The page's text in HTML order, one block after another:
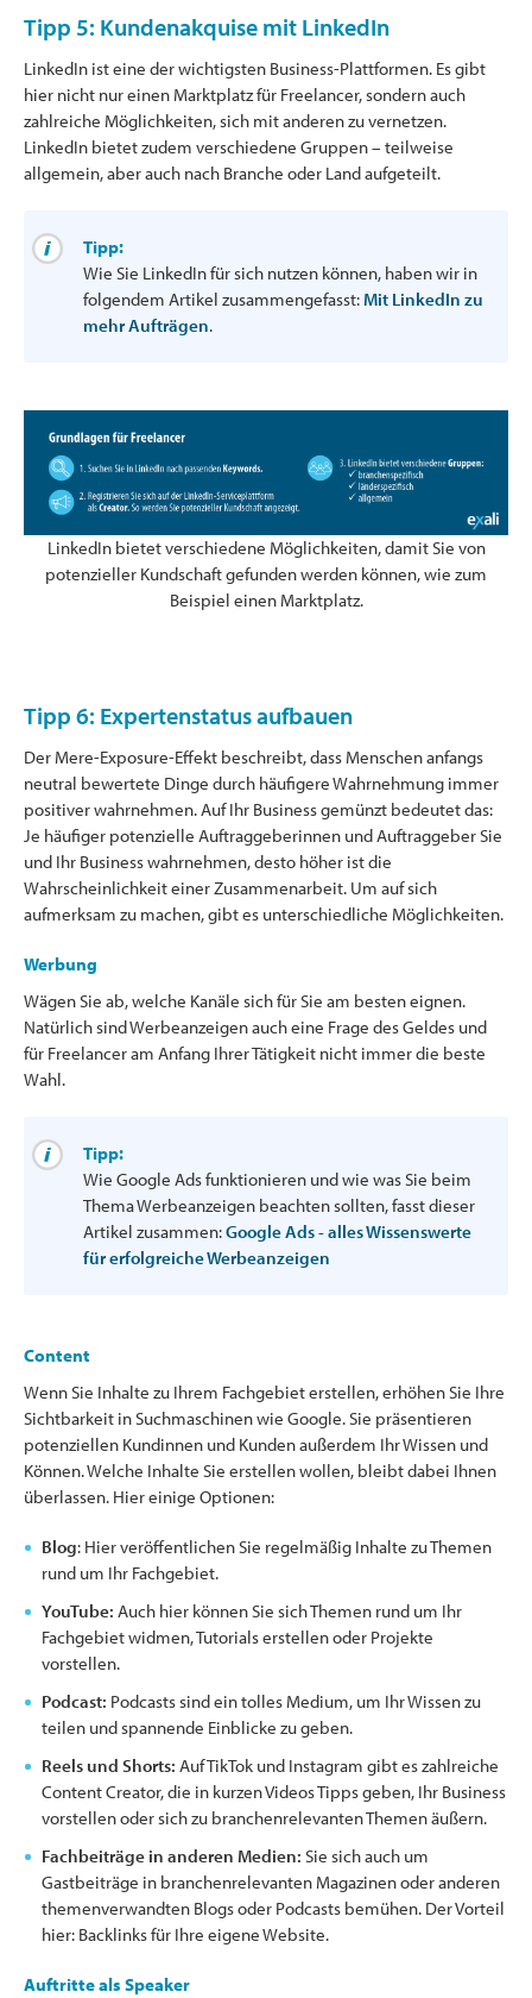
Tipp 5: Kundenakquise mit LinkedIn
LinkedIn ist eine der wichtigsten Business-Plattformen. Es gibt
hier nicht nur einen Marktplatz für Freelancer, sondern auch
zahlreiche Möglichkeiten, sich mit anderen zu vernetzen.
LinkedIn bietet zudem verschiedene Gruppen – teilweise
allgemein, aber auch nach Branche oder Land aufgeteilt.
Tipp:
Wie Sie LinkedIn für sich nutzen können, haben wir in
folgendem Artikel zusammengefasst:Mit LinkedIn zu
mehr Aufträgen.
LinkedIn bietet verschiedene Möglichkeiten, damit Sie von
potenzieller Kundschaft gefunden werden können, wie zum
Beispiel einen Marktplatz.
Tipp 6: Expertenstatus aufbauen
Der Mere-Exposure-Effekt beschreibt, dass Menschen anfangs
neutral bewertete Dinge durch häufigere Wahrnehmung immer
positiver wahrnehmen. Auf Ihr Business gemünzt bedeutet das:
Je häufiger potenzielle Auftraggeberinnen und Auftraggeber Sie
und Ihr Business wahrnehmen, desto höher ist die
Wahrscheinlichkeit einer Zusammenarbeit. Um auf sich
aufmerksam zu machen, gibt es unterschiedliche Möglichkeiten.
Werbung
Wägen Sie ab, welche Kanäle sich für Sie am besten eignen.
Natürlich sind Werbeanzeigen auch eine Frage des Geldes und
für Freelancer am Anfang Ihrer Tätigkeit nicht immer die beste
Wahl.
Tipp:
Wie Google Ads funktionieren und wie was Sie beim
Thema Werbeanzeigen beachten sollten, fasst dieser
Artikel zusammen:Google Ads - alles Wissenswerte
für erfolgreiche Werbeanzeigen
Content
Wenn Sie Inhalte zu Ihrem Fachgebiet erstellen, erhöhen Sie Ihre
Sichtbarkeit in Suchmaschinen wie Google. Sie präsentieren
potenziellen Kundinnen und Kunden außerdem Ihr Wissen und
Können. Welche Inhalte Sie erstellen wollen, bleibt dabei Ihnen
überlassen. Hier einige Optionen:
Blog: Hier veröffentlichen Sie regelmäßig Inhalte zu Themen
rund um Ihr Fachgebiet.
YouTube: Auch hier können Sie sich Themen rund um Ihr
Fachgebiet widmen, Tutorials erstellen oder Projekte
vorstellen.
Podcast: Podcasts sind ein tolles Medium, um Ihr Wissen zu
teilen und spannende Einblicke zu geben.
Reels und Shorts: Auf TikTok und Instagram gibt es zahlreiche
Content Creator, die in kurzen Videos Tipps geben, Ihr Business
vorstellen oder sich zu branchenrelevanten Themen äußern.
Fachbeiträge in anderen Medien: Sie sich auch um
Gastbeiträge in branchenrelevanten Magazinen oder anderen
themenverwandten Blogs oder Podcasts bemühen. Der Vorteil
hier: Backlinks für Ihre eigene Website.
Auftritte als Speaker